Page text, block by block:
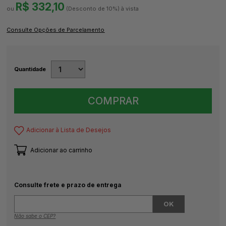
R$ 332,10 (Desconto de 10%)
Quantidade
COMPRAR
Adicionar à Lista de Desejos
Adicionar ao carrinho
Consulte frete e prazo de entrega
Não sabe o CEP?